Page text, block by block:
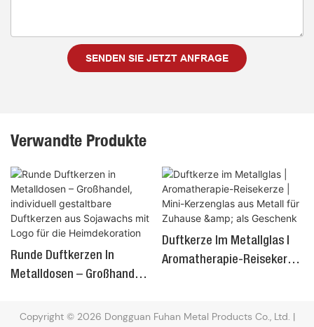
SENDEN SIE JETZT ANFRAGE
Verwandte Produkte
Runde Duftkerzen In
Metalldosen – Großhandel,
Duftkerzen Aus Sojawachs
Duftkerze Im Metallglas |
Aromatherapie-Reisekerze
Geschenk
Copyright © 2026 Dongguan Fuhan Metal Products Co., Ltd. |